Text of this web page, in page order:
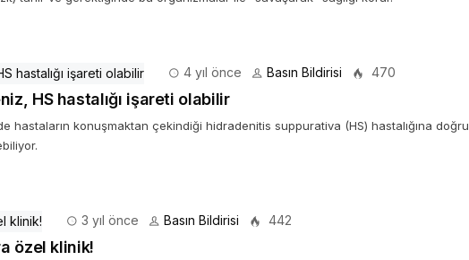
4 yıl önce Basın Bildirisi 470
HS hastalığı işareti olabilir
hastaların konuşmaktan çekindiği hidradenitis suppurativa (HS) hastalığına doğru
3 yıl önce Basın Bildirisi 442
özel klinik!